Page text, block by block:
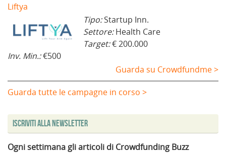
Liftya
Tipo:Startup Inn.
Settore:Health Care
Target:€ 200.000
Inv. Min.:€500
Guarda su Crowdfundme >
Guarda tutte le campagne in corso >
Iscriviti alla Newsletter
Ogni settimana gli articoli di Crowdfunding Buzz